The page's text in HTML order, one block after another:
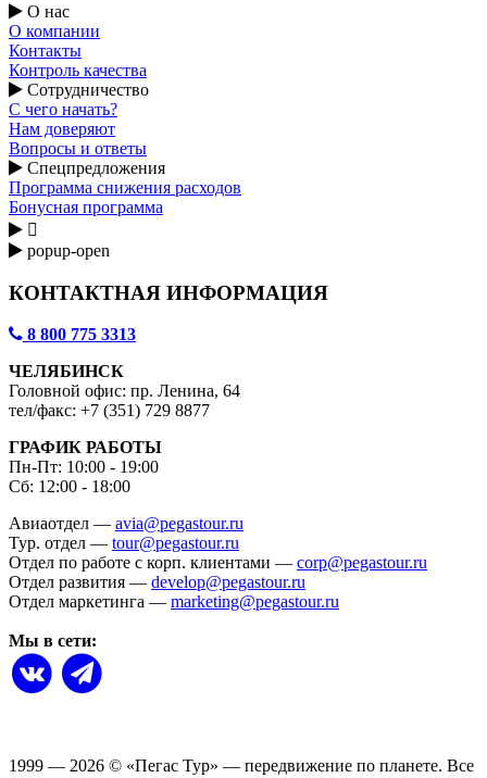
О нас
О компании
Контакты
Контроль качества
Сотрудничество
С чего начать?
Нам доверяют
Вопросы и ответы
Спецпредложения
Программа снижения расходов
Бонусная программа

popup-open
КОНТАКТНАЯ ИНФОРМАЦИЯ
8 800 775 3313
ЧЕЛЯБИНСК
Головной офис: пр. Ленина, 64
тел/факс: +7 (351) 729 8877
ГРАФИК РАБОТЫ
Пн-Пт: 10:00 - 19:00
Сб: 12:00 - 18:00
Авиаотдел — avia@pegastour.ru
Тур. отдел — tour@pegastour.ru
Отдел по работе с корп. клиентами — corp@pegastour.ru
Отдел развития — develop@pegastour.ru
Отдел маркетинга — marketing@pegastour.ru
Мы в сети:
1999 — 2026 © «Пегас Тур» — передвижение по планете. Все